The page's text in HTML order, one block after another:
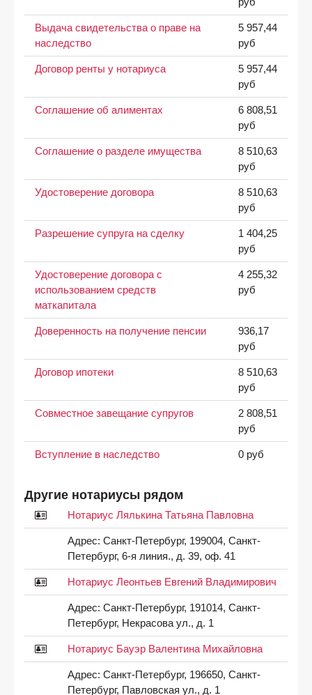
Выдача свидетельства о праве на
наследство
5 957,44
руб
Договор ренты у нотариуса
5 957,44
руб
Соглашение об алиментах
6 808,51
руб
Соглашение о разделе имущества
8 510,63
руб
Удостоверение договора
8 510,63
руб
Разрешение супруга на сделку
1 404,25
руб
Удостоверение договора с
использованием средств
маткапитала
4 255,32
руб
Доверенность на получение пенсии
936,17
руб
Договор ипотеки
8 510,63
руб
Совместное завещание супругов
2 808,51
руб
Вступление в наследство 0 руб
Другие нотариусы рядом
Нотариус Лялькина Татьяна Павловна
Адрес: Санкт-Петербург, 199004, Санкт-
Петербург, 6-я линия., д. 39, оф. 41
Нотариус Леонтьев Евгений Владимирович
Адрес: Санкт-Петербург, 191014, Санкт-
Петербург, Некрасова ул., д. 1
Нотариус Бауэр Валентина Михайловна
Адрес: Санкт-Петербург, 196650, Санкт-
Петербург, Павловская ул., д. 1